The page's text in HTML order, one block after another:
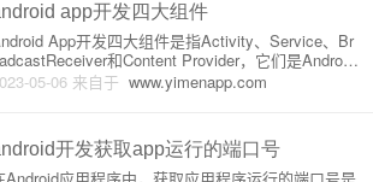
app开发四大组件
05-06 来自于 www.yimenapp.com
App开发四大组件是指Activity、Service、Br
和Content Provider，它们是Android
用程序的核心构成部分。在本文中，我将详细介绍
这四大组件的原理和功能。一、ActivityAc
开发获取app运行的端口号